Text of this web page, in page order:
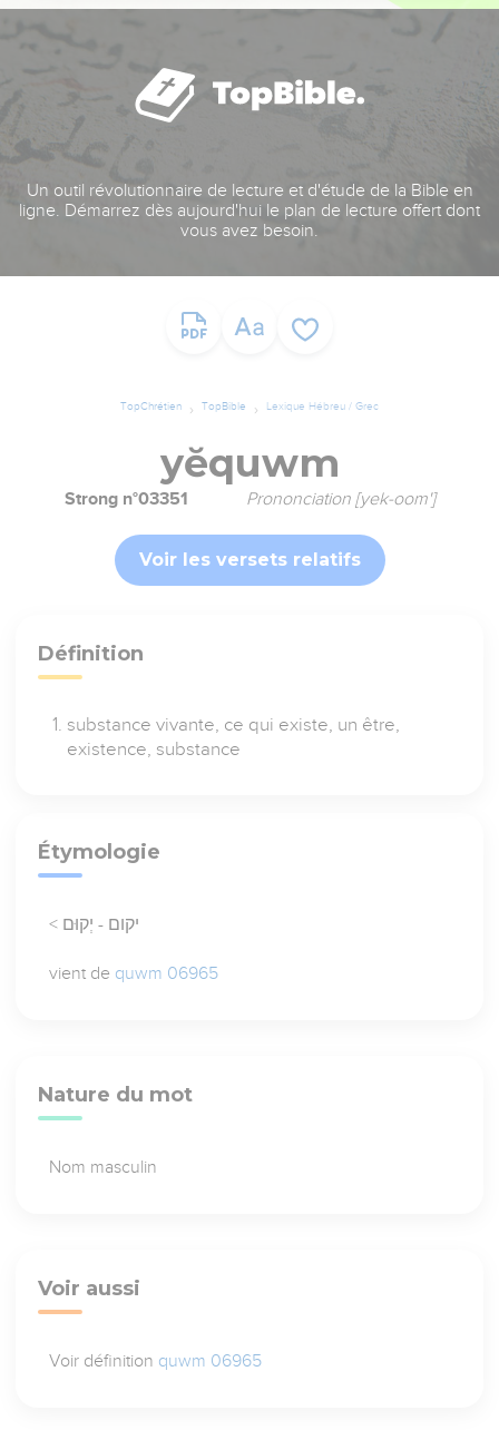
Un outil révolutionnaire de lecture et d'étude de la Bible en
ligne. Démarrez dès aujourd'hui le plan de lecture offert dont
vous avez besoin.
TopChrétien TopBible Lexique Hébreu / Grec
yĕquwm
Strong n°03351 Prononciation [yek-oom']
Voir les versets relatifs
Définition
substance vivante, ce qui existe, un être,
existence, substance
Étymologie
< יקום - יְקוּם
vient de quwm 06965
Nature du mot
Nom masculin
Voir aussi
Voir définition quwm 06965